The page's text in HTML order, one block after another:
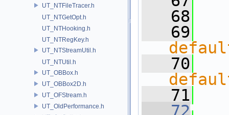
UT_NTFileTracer.h
UT_NTGetOpt.h
UT_NTHooking.h
UT_NTRegKey.h
UT_NTStreamUtil.h
UT_NTUtil.h
UT_OBBox.h
UT_OBBox2D.h
UT_OFStream.h
UT_OldPerformance.h
   68
   69
   70
   71
   72